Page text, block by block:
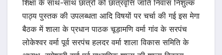
शिक्षा के साथ-साथ छात्रों को छात्रवृत्ति जाति निवास निशुल्क
पाठ्य पुस्तक की उपलब्धता आदि विषयों पर चर्चा की गई इस मेगा
बैठक में शाला के प्रधान पाठक चूड़ामणि वर्मा गांव के सरपंच
लोकेश्वर वर्मा पूर्व सरपंच हलदर वर्मा शाला विकास समिति के